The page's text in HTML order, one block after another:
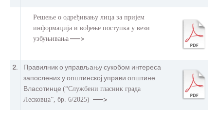
Решење о одређивању лица за пријем
информација и вођење поступка у вези
узбуњивања –––>
2.
Правилник о управљању сукобом интереса
запослених у општинској управи општине
Власотинце (“Службени гласник града
Лесковца”, бр. 6/2025) –––>